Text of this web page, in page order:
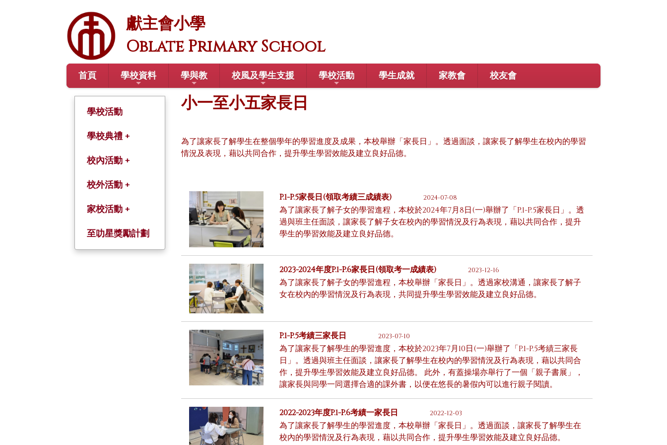
獻主會小學
Oblate Primary School
首頁 學校資料 學與教 校風及學生支援 學校活動 學生成就 家教會 校友會
學校活動
學校典禮 +
開學禮
結業禮
畢業禮
校慶活動
校內活動 +
綜合活動課
學術及體藝課程
服務大使
校外活動 +
學年旅行
全方位學習日
家校活動 +
小一至小五家長
至叻星獎勵計劃
小一至小五家長日
為了讓家長了解學生在整個學年的學習進度及成果，本校舉辦「家長日」。透過面談，讓家長了解學生在校內的學習
情況及表現，藉以共同合作，提升學生學習效能及建立良好品德。
P.1-P.5家長日(領取考績三成績表) 2024-07-08
為了讓家長了解子女的學習進程，本校於2024年7月8日(一)舉辦了「P.1-P.5家長日」。透
過與班主任面談，讓家長了解子女在校內的學習情況及行為表現，藉以共同合作，提升
學生的學習效能及建立良好品德。
2023-2024年度P.1-P.6家長日(領取考一成績表) 2023-12-16
為了讓家長了解子女的學習進程，本校舉辦「家長日」。透過家校溝通，讓家長了解子
女在校內的學習情況及行為表現，共同提升學生學習效能及建立良好品德。
P.1-P.5考績三家長日 2023-07-10
為了讓家長了解學生的學習進度，本校於2023年7月10日(一)舉辦了「P.1-P.5考績三家長
日」。透過與班主任面談，讓家長了解學生在校內的學習情況及行為表現，藉以共同合
作，提升學生學習效能及建立良好品德。 此外，有蓋操場亦舉行了一個「親子書展」，
讓家長與同學一同選擇合適的課外書，以便在悠長的暑假內可以進行親子閱讀。
2022-2023年度P.1-P.6考績一家長日 2022-12-03
為了讓家長了解學生的學習進度，本校舉辦「家長日」。透過面談，讓家長了解學生在
校內的學習情況及行為表現，藉以共同合作，提升學生學習效能及建立良好品德。